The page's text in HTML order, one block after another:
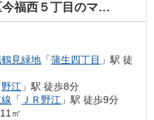
西５丁目のマンション
見緑地 「蒲生四丁目 」駅 徒
野江 」駅 徒歩8分
「 ＪＲ野江 」駅 徒歩9分
㎡